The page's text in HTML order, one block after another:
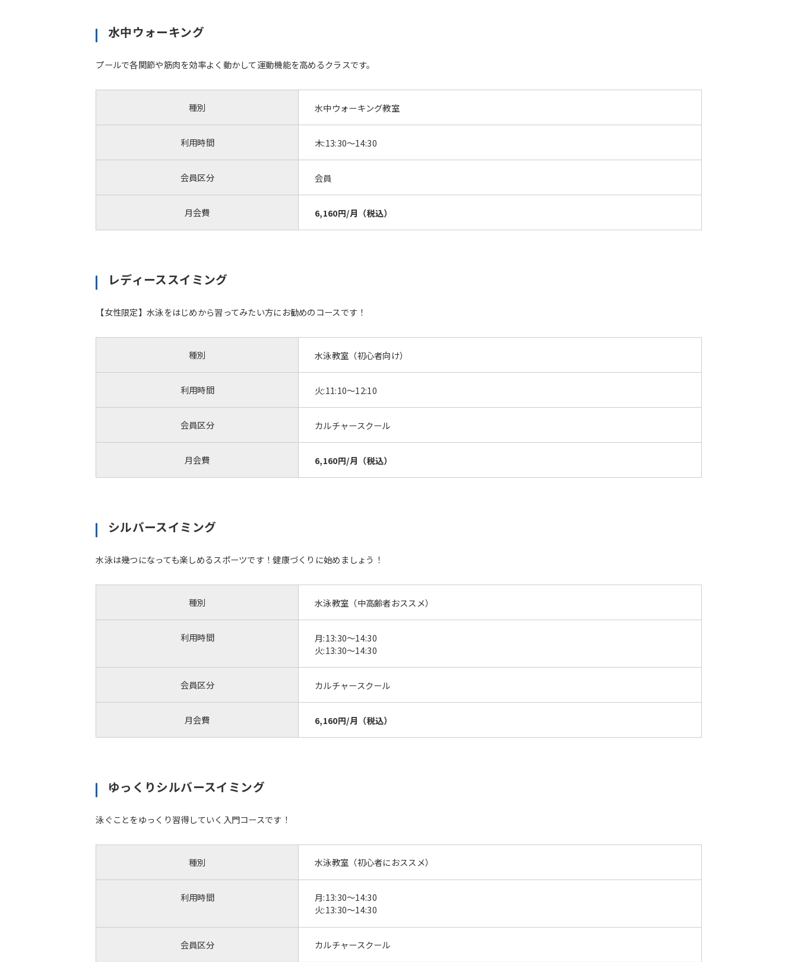
水中ウォーキング
プールで各関節や筋肉を効率よく動かして運動機能を高めるクラスです。
種別 水中ウォーキング教室
利用時間 木:13:30〜14:30
会員区分 会員
月会費 6,160円/月（税込）
レディーススイミング
【女性限定】水泳をはじめから習ってみたい方にお勧めのコースです！
種別 水泳教室（初心者向け）
利用時間 火:11:10〜12:10
会員区分 カルチャースクール
月会費 6,160円/月（税込）
シルバースイミング
水泳は幾つになっても楽しめるスポーツです！健康づくりに始めましょう！
種別 水泳教室（中高齢者おススメ）
利用時間
月:13:30〜14:30
火:13:30〜14:30
会員区分 カルチャースクール
月会費 6,160円/月（税込）
ゆっくりシルバースイミング
泳ぐことをゆっくり習得していく入門コースです！
種別 水泳教室（初心者におススメ）
利用時間
月:13:30～14:30
火:13:30〜14:30
会員区分 カルチャースクール
For foreigners
Central Sports official website is
automatic translation) to return to
the top page.
However, if you use an automatic
version of this website will be
translated mechanically, so it may
not be an accurate translation.
The translation may differ from the
original content. We ask that you